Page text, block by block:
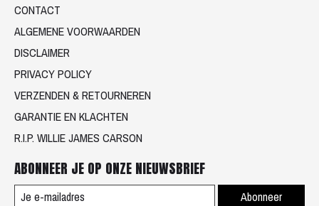
CONTACT
ALGEMENE VOORWAARDEN
DISCLAIMER
PRIVACY POLICY
VERZENDEN & RETOURNEREN
GARANTIE EN KLACHTEN
R.I.P. WILLIE JAMES CARSON
ABONNEER JE OP ONZE NIEUWSBRIEF
Abonneer